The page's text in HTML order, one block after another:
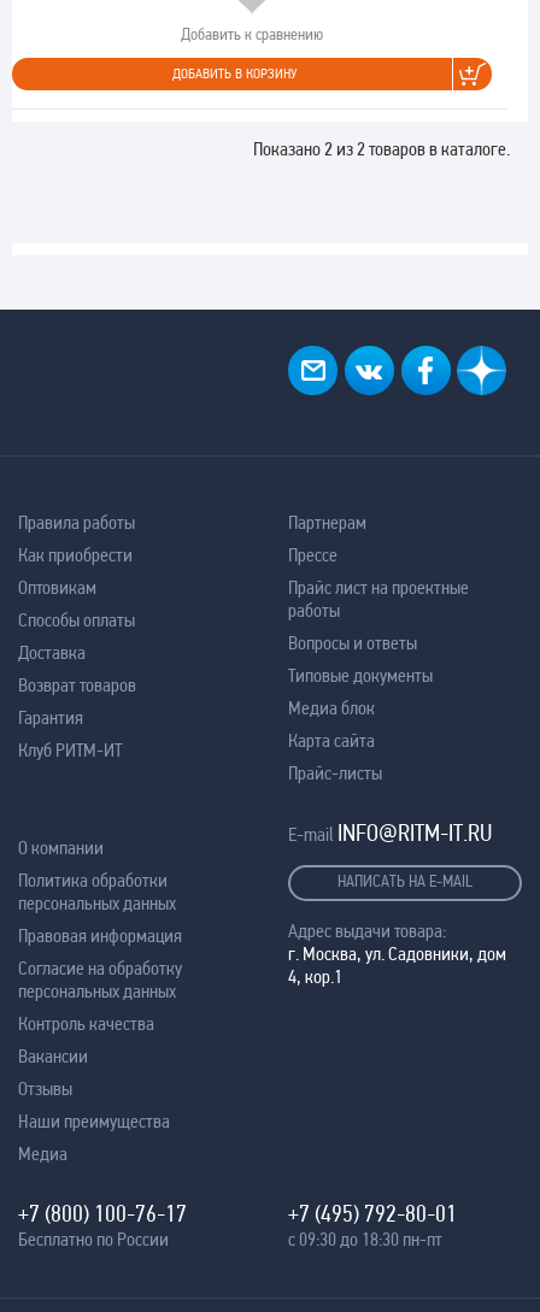
Добавить к сравнению
ДОБАВИТЬ В КОРЗИНУ
Показано 2 из 2 товаров в каталоге.
Правила работы
Как приобрести
Оптовикам
Способы оплаты
Доставка
Возврат товаров
Гарантия
Клуб РИТМ-ИТ
Партнерам
Прессе
Прайс лист на проектные
работы
Вопросы и ответы
Типовые документы
Медиа блок
Карта сайта
Прайс-листы
О компании
Политика обработки
персональных данных
Правовая информация
Согласие на обработку
персональных данных
Контроль качества
Вакансии
Отзывы
Наши преимущества
Медиа
E-mail INFO@RITM-IT.RU
НАПИСАТЬ НА E-MAIL
Адрес выдачи товара:
г. Москва, ул. Садовники, дом
4, кор.1
+7 (800) 100-76-17
Бесплатно по России
+7 (495) 792-80-01
с 09:30 до 18:30 пн-пт